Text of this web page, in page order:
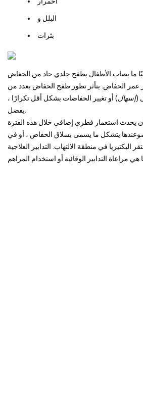
البلل و
بثرات
ما يصاب الأطفال بطفح جلدي حاد من الحفاض
عمر الحفاض. يتأثر تطور طفح الحفاض بعدد من
(إسهال) أو تغيير الحفاضات بشكل أقل تكرارًا ،
يحدث استعمار فطري إضافي خلال هذه الفترة
وعندها يتشكل ما يسمى بسلاق الحفاض ، أو في
البكتيريا في منطقة الالتهاب. التدابير العلاجية